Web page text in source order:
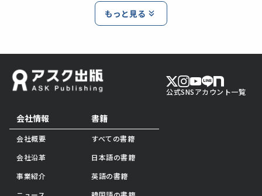
もっと見る
会社情報
会社概要
会社沿革
事業紹介
書籍
すべての書籍
日本語の書籍
英語の書籍
公式SNSアカウント一覧